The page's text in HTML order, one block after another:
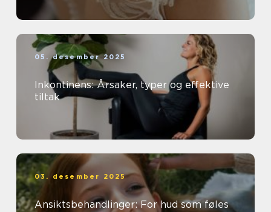
05. desember 2025
Inkontinens: Årsaker, typer og effektive
tiltak
03. desember 2025
Ansiktsbehandlinger: For hud som føles